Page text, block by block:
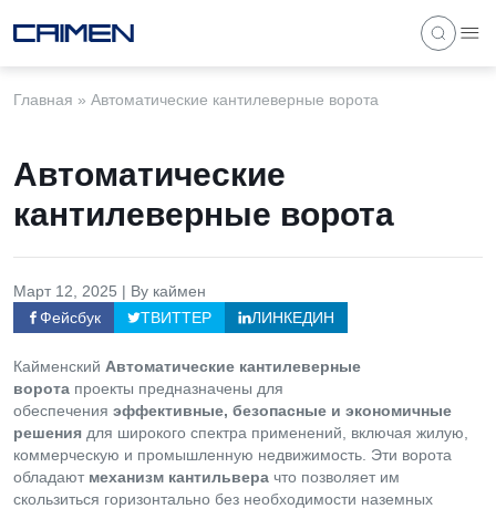
Главная » Автоматические кантилеверные ворота
Автоматические
кантилеверные ворота
Март 12, 2025 | By каймен
Фейсбук
ТВИТТЕР ЛИНКЕДИН
Кайменский Автоматические кантилеверные
ворота проекты предназначены для
обеспечения эффективные, безопасные и экономичные
решения для широкого спектра применений, включая жилую,
коммерческую и промышленную недвижимость. Эти ворота
обладают механизм кантильвера что позволяет им
скользиться горизонтально без необходимости наземных